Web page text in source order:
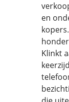
en
Klinkt